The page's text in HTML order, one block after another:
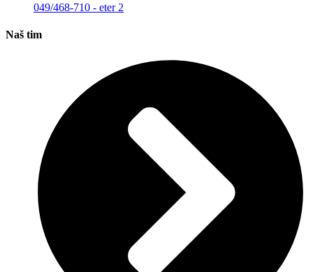
049/468-710 - eter 2
Naš tim